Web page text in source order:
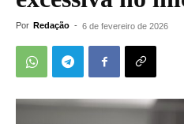
Por Redação - 6 de fevereiro de 2026